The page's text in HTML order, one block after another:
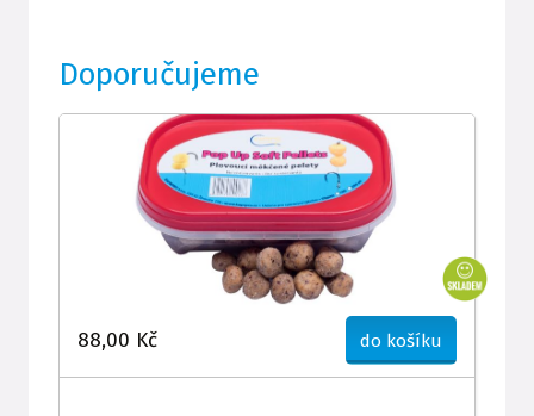
Doporučujeme
88,00 Kč do košíku